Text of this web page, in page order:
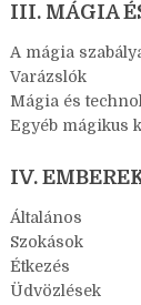
III. MÁGIA
A mágia
Varázslók
Mágia és
Egyéb mágikus
IV.
Általános
Szokások
Étkezés
Üdvözlések